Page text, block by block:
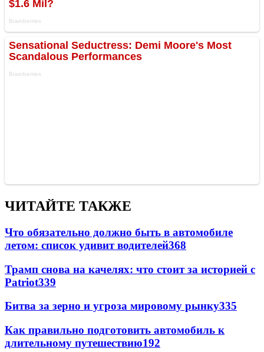
ЧИТАЙТЕ ТАКЖЕ
Что обязательно должно быть в автомобиле
летом: список удивит водителей368
Трамп снова на качелях: что стоит за историей с
Patriot339
Битва за зерно и угроза мировому рынку335
Как правильно подготовить автомобиль к
длительному путешествию192